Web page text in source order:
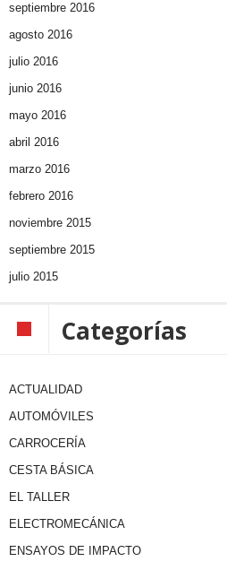
septiembre 2016
agosto 2016
julio 2016
junio 2016
mayo 2016
abril 2016
marzo 2016
febrero 2016
noviembre 2015
septiembre 2015
julio 2015
Categorías
ACTUALIDAD
AUTOMÓVILES
CARROCERÍA
CESTA BÁSICA
EL TALLER
ELECTROMECÁNICA
ENSAYOS DE IMPACTO